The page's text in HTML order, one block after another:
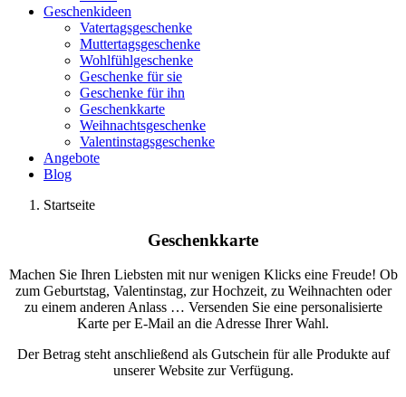
Geschenkideen
Vatertagsgeschenke
Muttertagsgeschenke
Wohlfühlgeschenke
Geschenke für sie
Geschenke für ihn
Geschenkkarte
Weihnachtsgeschenke
Valentinstagsgeschenke
Angebote
Blog
Startseite
Geschenkkarte
Machen Sie Ihren Liebsten mit nur wenigen Klicks eine Freude! Ob
zum Geburtstag, Valentinstag, zur Hochzeit, zu Weihnachten oder
zu einem anderen Anlass … Versenden Sie eine personalisierte
Karte per E-Mail an die Adresse Ihrer Wahl.
Der Betrag steht anschließend als Gutschein für alle Produkte auf
unserer Website zur Verfügung.